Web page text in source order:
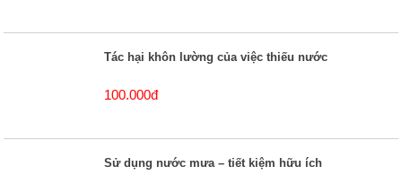
Tác hại khôn lường của việc thiếu nước
100.000đ
Sử dụng nước mưa – tiết kiệm hữu ích